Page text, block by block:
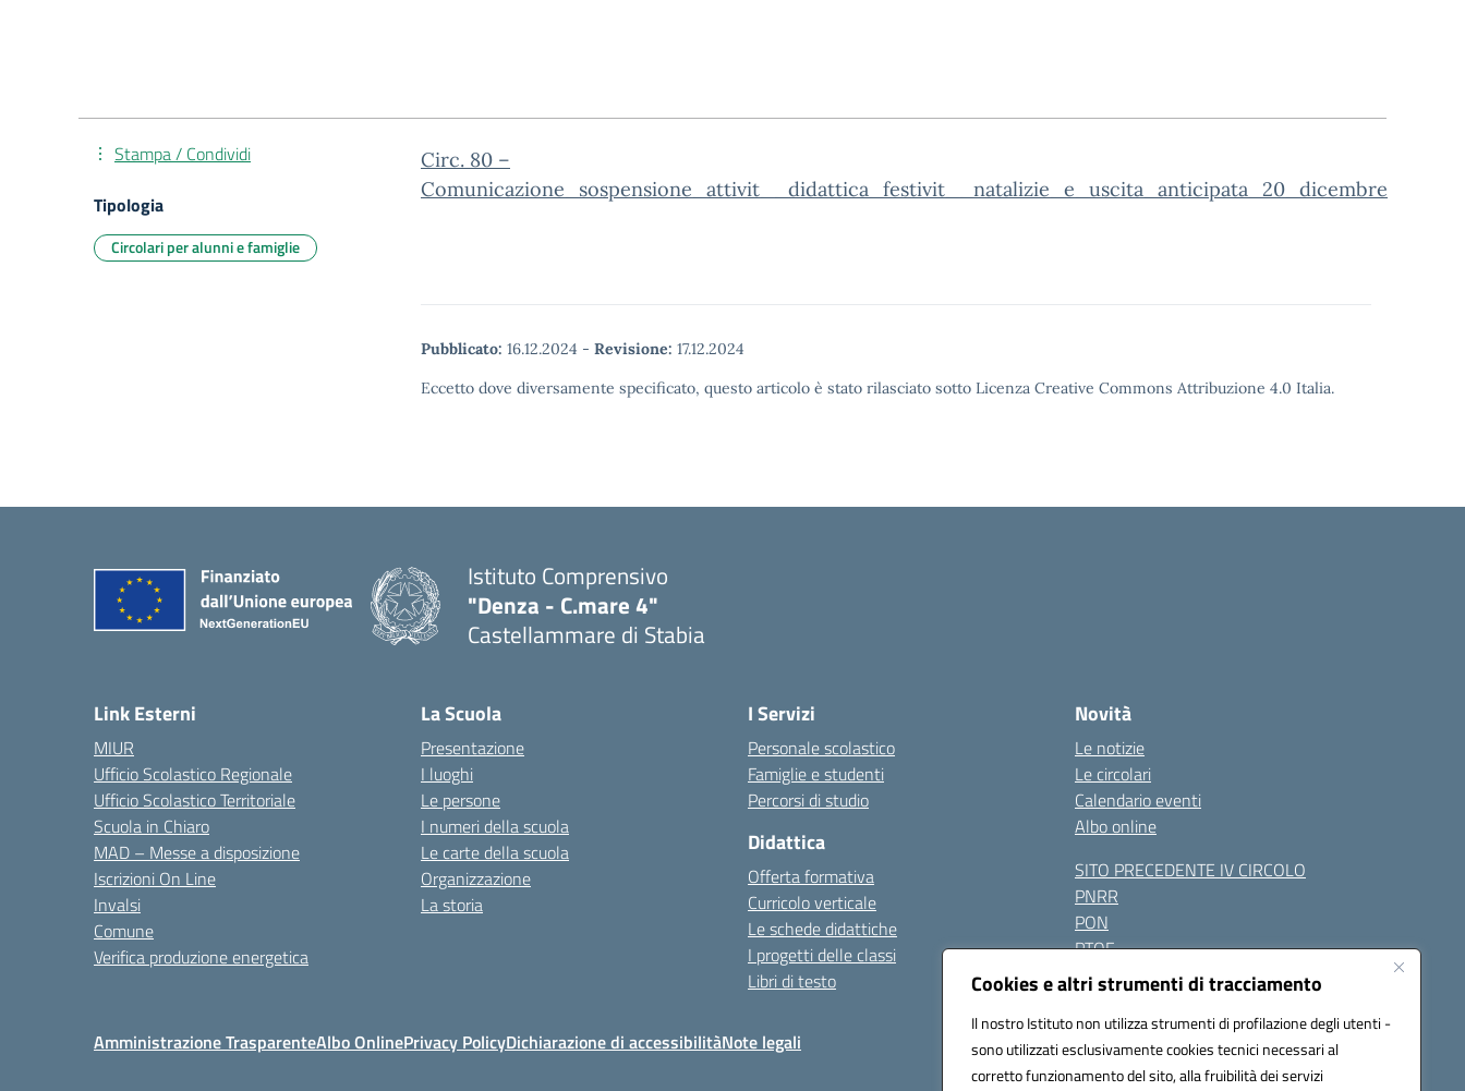
Cookies e altri strumenti di tracciamento
Il nostro Istituto non utilizza strumenti di profilazione degli utenti -
sono utilizzati esclusivamente cookies tecnici necessari al
corretto funzionamento del sito, alla fruibilità dei servizi
Circ. 80 –
Comunicazione_sospensione_attivit__didattica_festivit__natalizie_e_uscita_anticipata_20_dicembre
Pubblicato: 16.12.2024 - Revisione: 17.12.2024
Eccetto dove diversamente specificato, questo articolo è stato rilasciato sotto Licenza Creative Commons Attribuzione 4.0 Italia.
Stampa / Condividi
Tipologia
Circolari per alunni e famiglie
Istituto Comprensivo
"Denza - C.mare 4"
Castellammare di Stabia
Link Esterni
MIUR
Ufficio Scolastico Regionale
Ufficio Scolastico Territoriale
Scuola in Chiaro
MAD – Messe a disposizione
Iscrizioni On Line
Invalsi
Comune
Verifica produzione energetica
La Scuola
Presentazione
I luoghi
Le persone
I numeri della scuola
Le carte della scuola
Organizzazione
La storia
I Servizi
Personale scolastico
Famiglie e studenti
Percorsi di studio
Didattica
Offerta formativa
Curricolo verticale
Le schede didattiche
I progetti delle classi
Libri di testo
Novità
Le notizie
Le circolari
Calendario eventi
Albo online
SITO PRECEDENTE IV CIRCOLO
PNRR
PON
PTOF
Contatti
Amministrazione TrasparenteAlbo OnlinePrivacy PolicyDichiarazione di accessibilitàNote legali Seguici su: